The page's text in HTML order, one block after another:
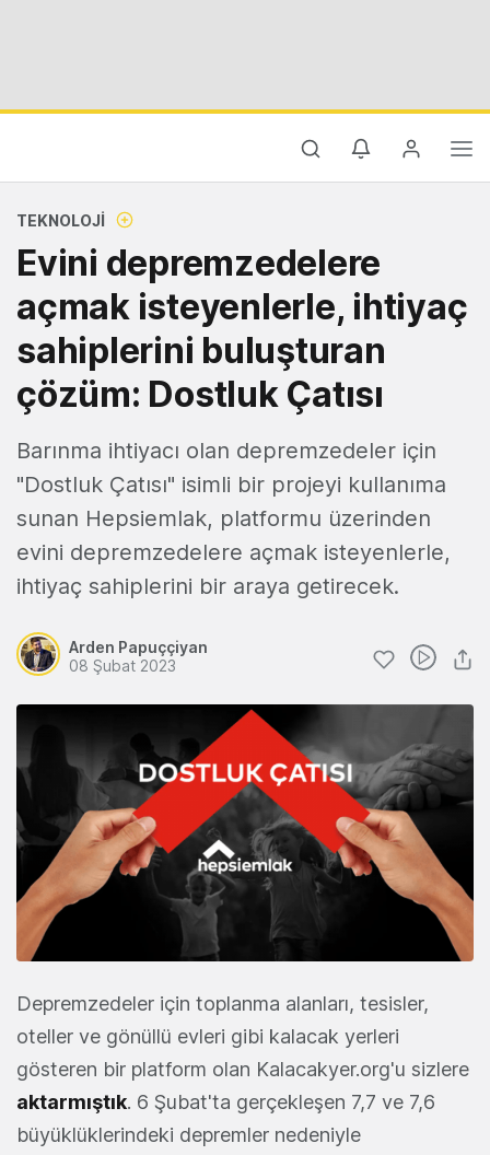
TEKNOLOJI
Evini depremzedelere
açmak isteyenlerle, ihtiyaç
sahiplerini buluşturan
çözüm: Dostluk Çatısı
Barınma ihtiyacı olan depremzedeler için
"Dostluk Çatısı" isimli bir projeyi kullanıma
sunan Hepsiemlak, platformu üzerinden
evini depremzedelere açmak isteyenlerle,
ihtiyaç sahiplerini bir araya getirecek.
Arden Papuççiyan
08 Şubat 2023
Depremzedeler için toplanma alanları, tesisler,
oteller ve gönüllü evleri gibi kalacak yerleri
gösteren bir platform olan Kalacakyer.org'u sizlere
aktarmıştık. 6 Şubat'ta gerçekleşen 7,7 ve 7,6
büyüklüklerindeki depremler nedeniyle